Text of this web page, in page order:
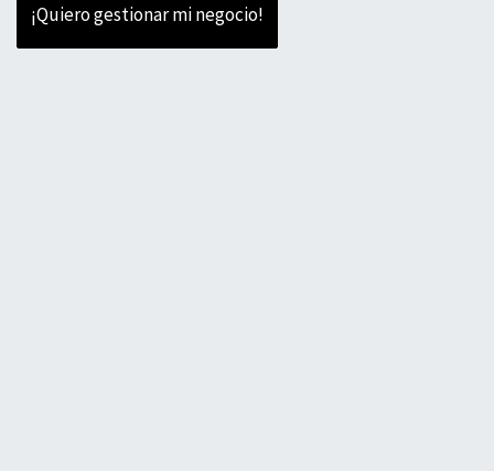
¡Quiero gestionar mi negocio!